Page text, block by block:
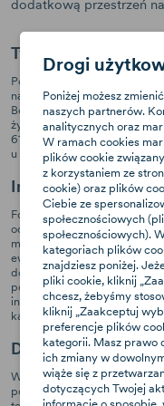
dodatkową przestrzeń
Tyłem do kierunku
Podróżowanie tyłem
najbezpieczniejszą. Zaleca
BeSafe iZi Modular X1
życia. W ten sposób
61 do 105 cm. Alternatywą
u maluchów o wzroście od
Innowacyjny
Fotelik BeSafe iZi Modular
ochrony bocznej SIP
mają za zadanie
ewentualnym zderzeniu
do bocznej ściany
pomiędzy drzwiami a
instalacja nie jest
kanapy.
Dynamic Force
W odróżnieniu od
posiada specjalny
Drogi
Poniżej możesz
naszych partnerów.
analitycznych oraz
W ramach cookies
plików cookie
z korzystaniem ze
cookie) oraz plików
Ciebie ze
społecznościowych
społecznościowych).
kategoriach plików
znajdziesz poniżej.
pliki cookie, kliknij
chcesz, żebyśmy
kliknij „Zaakceptuj
preferencje plików
kategorii. Masz prawo
ich zmiany w
wiąże się z
dotyczących Twojej